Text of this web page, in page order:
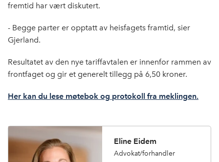
fremtid har vært diskutert.
- Begge parter er opptatt av heisfagets framtid, sier
Gjerland.
Resultatet av den nye tariffavtalen er innenfor rammen av
frontfaget og gir et generelt tillegg på 6,50 kroner.
Her kan du lese møtebok og protokoll fra meklingen.
Eline Eidem
Advokat/forhandler